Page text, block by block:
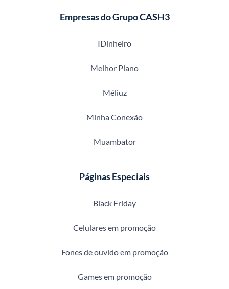
Empresas do Grupo CASH3
IDinheiro
Melhor Plano
Méliuz
Minha Conexão
Muambator
Páginas Especiais
Black Friday
Celulares em promoção
Fones de ouvido em promoção
Games em promoção